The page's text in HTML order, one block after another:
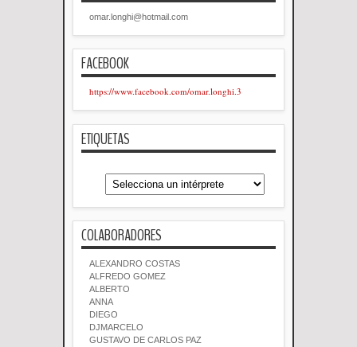
omar.longhi@hotmail.com
FACEBOOK
https://www.facebook.com/omar.longhi.3
ETIQUETAS
COLABORADORES
ALEXANDRO COSTAS
ALFREDO GOMEZ
ALBERTO
ANNA
DIEGO
DJMARCELO
GUSTAVO DE CARLOS PAZ